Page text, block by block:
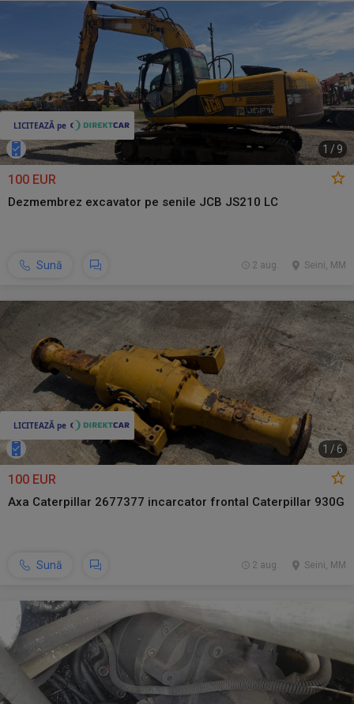
1 / 9
100 EUR
Dezmembrez excavator pe senile JCB JS210 LC
Sună Seini, MM
2 aug.
1 /6
100 EUR
Axa Caterpillar 2677377 incarcator frontal Caterpillar 930G
Sună Seini, MM
2 aug.